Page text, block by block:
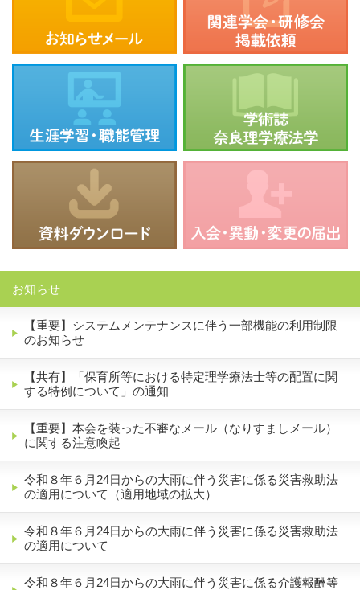
お知らせ
【重要】システムメンテナンスに伴う一部機能の利用制限
のお知らせ
【共有】「保育所等における特定理学療法士等の配置に関
する特例について」の通知
【重要】本会を装った不審なメール（なりすましメール）
に関する注意喚起
令和８年６月24日からの大雨に伴う災害に係る災害救助法
の適用について（適用地域の拡大）
令和８年６月24日からの大雨に伴う災害に係る災害救助法
の適用について
令和８年６月24日からの大雨に伴う災害に係る介護報酬等